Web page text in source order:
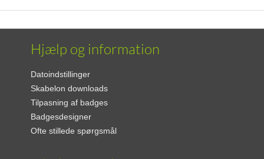
Hjælp og information
Datoindstillinger
Skabelon downloads
Tilpasning af badges
Badgesdesigner
Ofte stillede spørgsmål